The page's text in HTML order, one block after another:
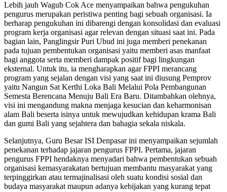
Lebih jauh Wagub Cok Ace menyampaikan bahwa pengukuhan
pengurus merupakan peristiwa penting bagi sebuah organisasi. Ia
berharap pengukuhan ini dibarengi dengan konsolidasi dan evaluasi
program kerja organisasi agar relevan dengan situasi saat ini. Pada
bagian lain, Panglingsir Puri Ubud ini juga memberi penekanan
pada tujuan pembentukan organisasi yaitu memberi asas manfaat
bagi anggota serta memberi dampak positif bagi lingkungan
eksternal. Untuk itu, ia mengharapkan agar FPPI merancang
program yang sejalan dengan visi yang saat ini diusung Pemprov
yaitu Nangun Sat Kerthi Loka Bali Melalui Pola Pembangunan
Semesta Berencana Menuju Bali Era Baru. Ditambahkan olehnya,
visi ini mengandung makna menjaga kesucian dan keharmonisan
alam Bali beserta isinya untuk mewujudkan kehidupan krama Bali
dan gumi Bali yang sejahtera dan bahagia sekala niskala.
Selanjutnya, Guru Besar ISI Denpasar ini menyampaikan sejumlah
penekanan terhadap jajaran pengurus FPPI. Pertama, jajaran
pengurus FPPI hendaknya menyadari bahwa pembentukan sebuah
organisasi kemasyarakatan bertujuan membantu masyarakat yang
terpinggirkan atau termajinalisasi oleh suatu kondisi sosial dan
budaya masyarakat maupun adanya kebijakan yang kurang tepat